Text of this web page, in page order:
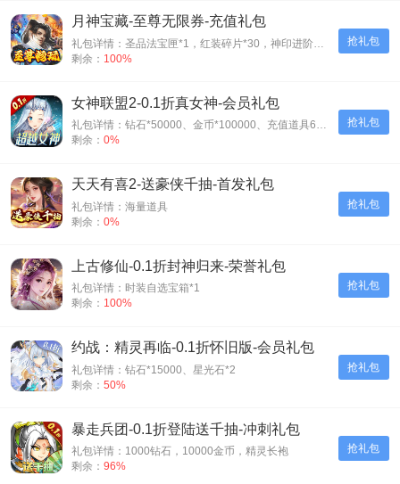
抢礼包
月神宝藏-至尊无限券-充值礼包
剩余：
100%
抢礼包
女神联盟2-0.1折真女神-会员礼包
剩余： 0%
抢礼包
天天有喜2-送豪侠千抽-首发礼包
礼包详情：海量道具
剩余： 0%
抢礼包
上古修仙-0.1折封神归来-荣誉礼包
礼包详情：时装自选宝箱*1
剩余： 100%
抢礼包
约战：精灵再临-0.1折怀旧版-会员礼包
礼包详情：钻石*15000、星光石*2
剩余： 50%
抢礼包
暴走兵团-0.1折登陆送千抽-冲刺礼包
礼包详情：1000钻石，10000金币，精灵长袍
剩余： 96%